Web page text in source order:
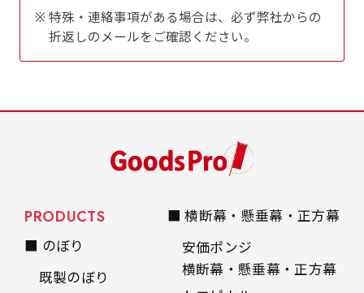
特殊・連絡事項がある場合は、必ず弊社からの
折返しのメールをご確認ください。
ールするもよし、両面同じデザインでアピールす
るもよしです！
自由入力(60x180以内)
長辺が180cm以内、短辺が60cm以内であれば自
由なサイズを指定下さい！
あんな場所こんな場所お好みのサイズでお好みの
（※cm単位での指定でおねがいいたします。）
レギュラーのれんは横幕の上部にチチを5か所つ
店の入口付近の装飾に是非！
PRODUCTS
■ のぼり
既製のぼり
■ 横断幕・懸垂幕・正方幕
安価ポンジ
横断幕・懸垂幕・正方幕